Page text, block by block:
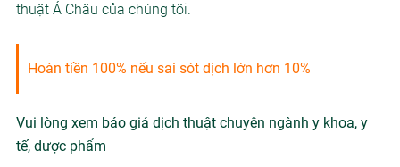
thuật Á Châu của chúng tôi.
Hoàn tiền 100% nếu sai sót dịch lớn hơn 10%
Vui lòng xem báo giá dịch thuật chuyên ngành y khoa, y
tế, dược phẩm